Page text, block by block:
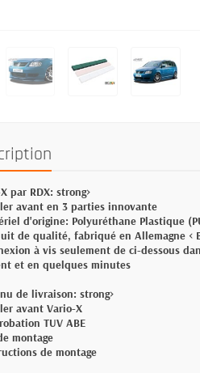
par RDX: strong>
avant en 3 parties innovante
d'origine: Polyuréthane Plastique
de qualité, fabriqué en Allemagne <
à vis seulement de ci-dessous
et en quelques minutes
de livraison: strong>
avant Vario-X
TUV ABE
montage
de montage